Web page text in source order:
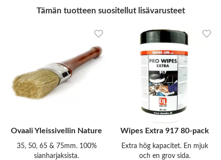
Tämän tuotteen suositellut lisävarusteet
Ovaali Yleissivellin Nature
35, 50, 65 & 75mm. 100%
sianharjaksista.
Wipes Extra 917 80-pack
Extra hög kapacitet. En mjuk
och en grov sida.